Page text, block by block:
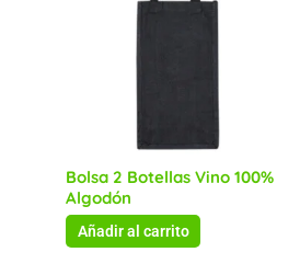
Bolsa 2 Botellas Vino 100%
Algodón
Añadir al carrito